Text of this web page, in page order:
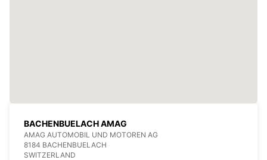
BACHENBUELACH AMAG
AMAG AUTOMOBIL UND MOTOREN AG
8184 BACHENBUELACH
SWITZERLAND